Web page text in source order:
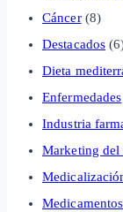
Cáncer(8)
Destacados
Dieta
Enfermedades
Industria
Marketing del